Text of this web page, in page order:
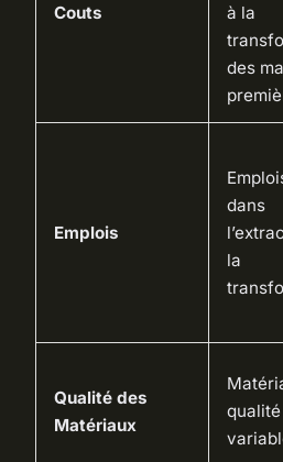
Couts
à la
des
Emplois
dans
la
Qualité des
Matériaux
qualité